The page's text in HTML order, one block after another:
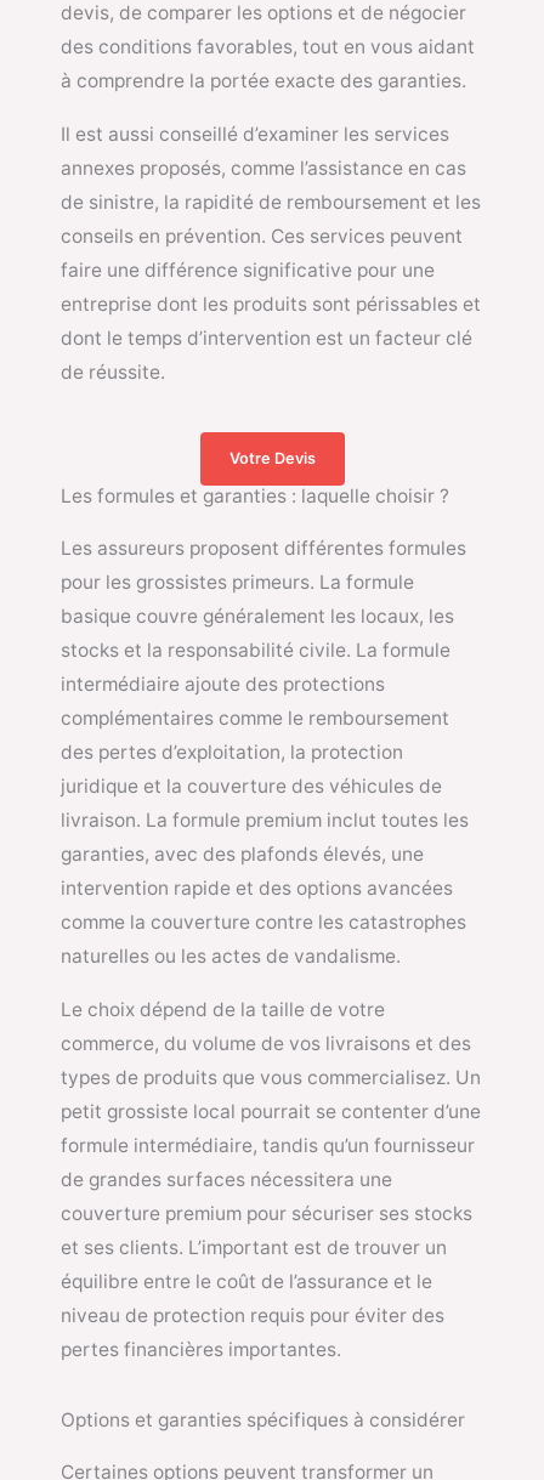
devis, de comparer les options et de négocier
des conditions favorables, tout en vous aidant
à comprendre la portée exacte des garanties.
Il est aussi conseillé d’examiner les services
annexes proposés, comme l’assistance en cas
de sinistre, la rapidité de remboursement et les
conseils en prévention. Ces services peuvent
faire une différence significative pour une
entreprise dont les produits sont périssables et
dont le temps d’intervention est un facteur clé
de réussite.
Votre Devis
Les formules et garanties : laquelle choisir ?
Les assureurs proposent différentes formules
pour les grossistes primeurs. La formule
basique couvre généralement les locaux, les
stocks et la responsabilité civile. La formule
intermédiaire ajoute des protections
complémentaires comme le remboursement
des pertes d’exploitation, la protection
juridique et la couverture des véhicules de
livraison. La formule premium inclut toutes les
garanties, avec des plafonds élevés, une
intervention rapide et des options avancées
comme la couverture contre les catastrophes
naturelles ou les actes de vandalisme.
Le choix dépend de la taille de votre
commerce, du volume de vos livraisons et des
types de produits que vous commercialisez. Un
petit grossiste local pourrait se contenter d’une
formule intermédiaire, tandis qu’un fournisseur
de grandes surfaces nécessitera une
couverture premium pour sécuriser ses stocks
et ses clients. L’important est de trouver un
équilibre entre le coût de l’assurance et le
niveau de protection requis pour éviter des
pertes financières importantes.
Options et garanties spécifiques à considérer
Certaines options peuvent transformer un